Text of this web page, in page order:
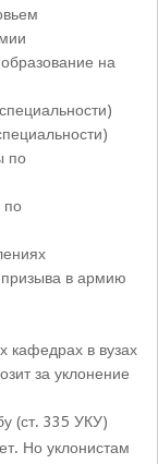
на
по
по
призыва в армию
кафедрах в вузах
за уклонение
(ст. 335 УКУ)
Но уклонистам